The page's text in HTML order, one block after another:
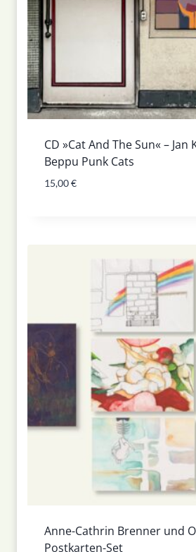
CD »Cat And The Sun« – Jan
Beppu Punk Cats
15,00€
Anne-Cathrin Brenner und
Postkarten-Set